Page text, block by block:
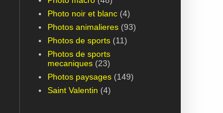
Photo noir et blanc (4)
Photos animalieres (93)
Photos de sports (11)
Photos de sports
mecaniques (23)
Photos paysages (149)
Saint Valentin (4)